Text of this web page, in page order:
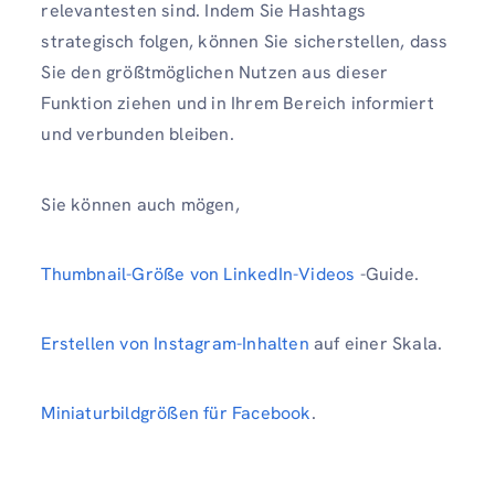
relevantesten sind. Indem Sie Hashtags
strategisch folgen, können Sie sicherstellen, dass
Sie den größtmöglichen Nutzen aus dieser
Funktion ziehen und in Ihrem Bereich informiert
und verbunden bleiben.
Sie können auch mögen,
Thumbnail-Größe von LinkedIn-Videos -Guide.
Erstellen von Instagram-Inhalten auf einer Skala.
Miniaturbildgrößen für Facebook.